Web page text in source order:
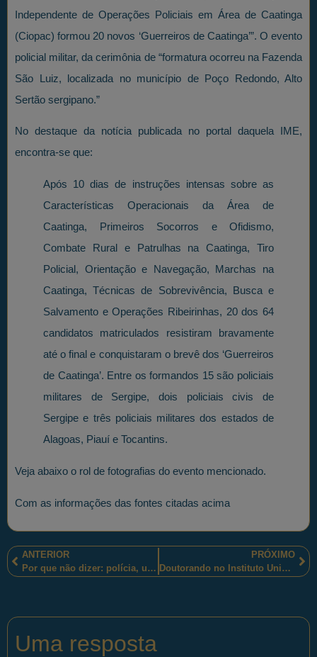
Independente de Operações Policiais em Área de Caatinga
(Ciopac) formou 20 novos ‘Guerreiros de Caatinga’”. O evento
policial militar, da cerimônia de “formatura ocorreu na Fazenda
São Luiz, localizada no município de Poço Redondo, Alto
Sertão sergipano.”
No destaque da notícia publicada no portal daquela IME,
encontra-se que:
Após 10 dias de instruções intensas sobre as
Características Operacionais da Área de
Caatinga, Primeiros Socorros e Ofidismo,
Combate Rural e Patrulhas na Caatinga, Tiro
Policial, Orientação e Navegação, Marchas na
Caatinga, Técnicas de Sobrevivência, Busca e
Salvamento e Operações Ribeirinhas, 20 dos 64
candidatos matriculados resistiram bravamente
até o final e conquistaram o brevê dos ‘Guerreiros
de Caatinga’. Entre os formandos 15 são policiais
militares de Sergipe, dois policiais civis de
Sergipe e três policiais militares dos estados de
Alagoas, Piauí e Tocantins.
Veja abaixo o rol de fotografias do evento mencionado.
Com as informações das fontes citadas acima
ANTERIOR
Por que não dizer: polícia, uma alternativa de Vida!
PRÓXIMO
Doutorando no Instituto Universitário de Lisboa
Uma resposta